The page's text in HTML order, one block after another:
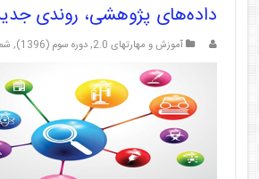
داده‌های پژوهشی، روندی
آموزش و مهارتهای 2.0 ,دوره سوم (1396) ,